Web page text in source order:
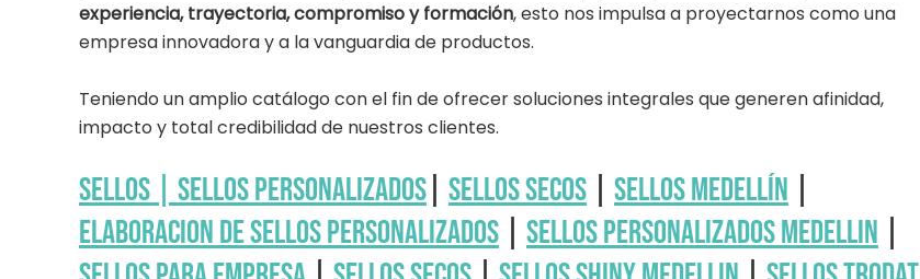
experiencia, trayectoria, compromiso y formación, esto nos impulsa a proyectarnos como una
empresa innovadora y a la vanguardia de productos.
Teniendo un amplio catálogo con el fin de ofrecer soluciones integrales que generen afinidad,
impacto y total credibilidad de nuestros clientes.
Sellos | Sellos personalizados Sellos secos Sellos Medellín
Elaboracion de sellos personalizados
sellos personalizados medellin